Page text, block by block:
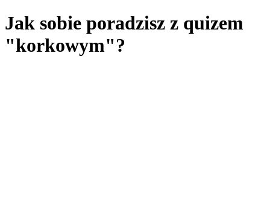
Jak sobie poradzisz z quizem
"korkowym"?